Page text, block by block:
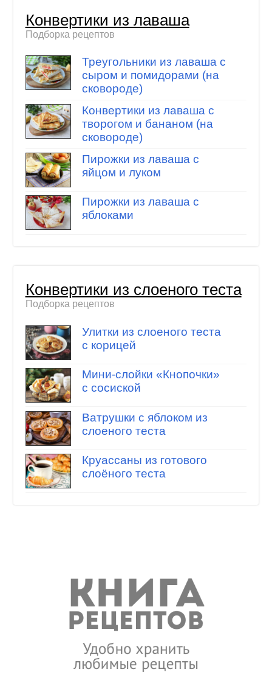
Конвертики из лаваша
Подборка рецептов
Треугольники из лаваша с
сыром и помидорами (на
сковороде)
Конвертики из лаваша с
творогом и бананом (на
сковороде)
Пирожки из лаваша с
яйцом и луком
Пирожки из лаваша с
яблоками
Конвертики из слоеного теста
Подборка рецептов
Улитки из слоеного теста
с корицей
Мини-слойки «Кнопочки»
с сосиской
Ватрушки с яблоком из
слоеного теста
Круассаны из готового
слоёного теста